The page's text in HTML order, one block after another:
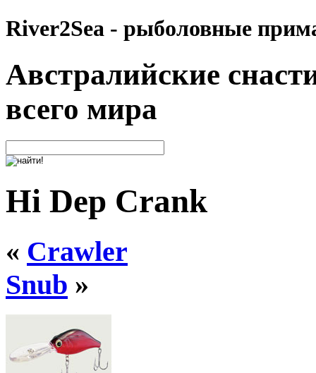
River2Sea - рыболовные
Австралийские
всего мира
Hi Dep Crank
« Crawler
Snub »